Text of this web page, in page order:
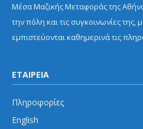
Μέσα Μαζικής Μεταφοράς της
την πόλη και τις συγκοινωνίες της,
εμπιστεύονται καθημερινά τις
ΕΤΑΙΡΕΙΑ
Πληροφορίες
English